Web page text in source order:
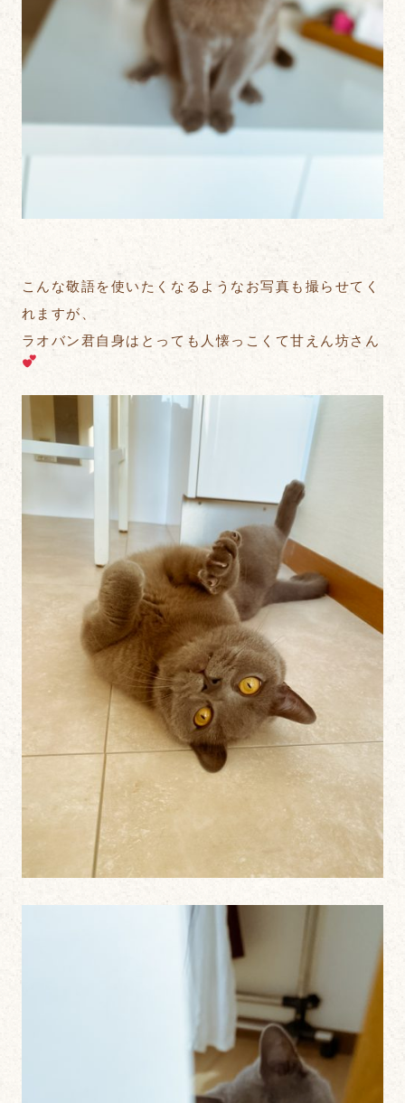
こんな敬語を使いたくなるようなお写真も撮らせてく
れますが、
ラオバン君自身はとっても人懐っこくて甘えん坊さん